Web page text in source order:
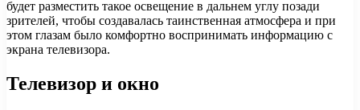
будет разместить такое освещение в дальнем углу позади
зрителей, чтобы создавалась таинственная атмосфера и при
этом глазам было комфортно воспринимать информацию с
экрана телевизора.
Телевизор и окно